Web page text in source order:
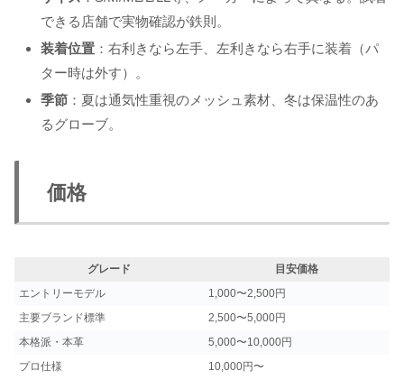
できる店舗で実物確認が鉄則。
装着位置 ：右利きなら左手、左利きなら右手に装着（パ
ター時は外す）。
季節 ：夏は通気性重視のメッシュ素材、冬は保温性のあ
るグローブ。
価格
グレード
目安価格
エントリーモデル
1,000〜2,500円
主要ブランド標準
2,500〜5,000円
本格派・本革
5,000〜10,000円
プロ仕様
10,000円〜